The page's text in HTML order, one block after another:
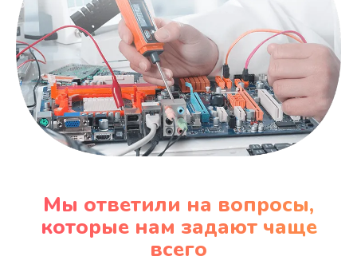
Мы ответили на вопросы,
которые нам задают чаще
всего